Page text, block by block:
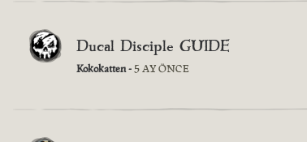
Ducal Disciple GUIDE
Kokokatten -5 AY ÖNCE